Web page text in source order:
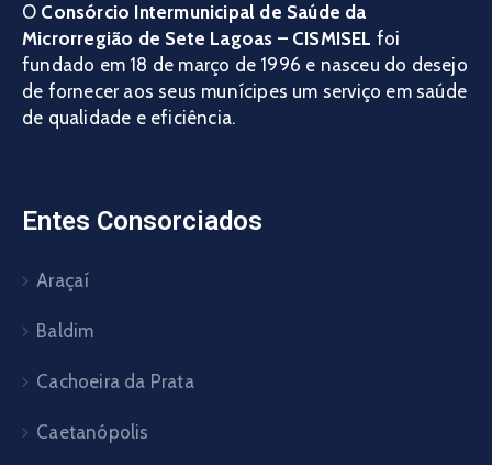
O Consórcio Intermunicipal de Saúde da
Microrregião de Sete Lagoas – CISMISEL foi
fundado em 18 de março de 1996 e nasceu do desejo
de fornecer aos seus munícipes um serviço em saúde
de qualidade e eficiência.
Entes Consorciados
Araçaí
Baldim
Cachoeira da Prata
Caetanópolis